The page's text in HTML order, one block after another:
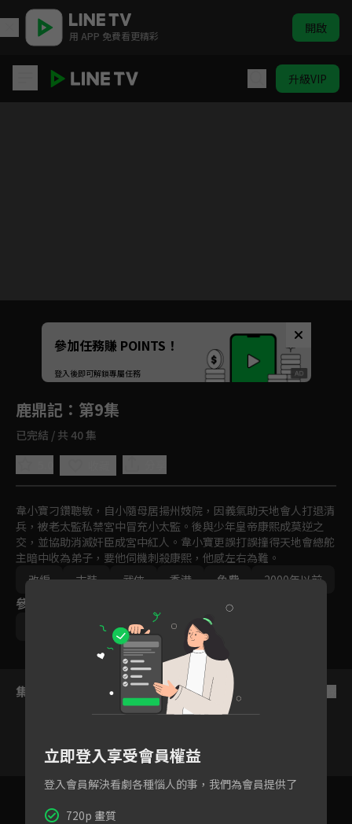
用 APP 免費看更精彩 開啟
升級VIP
Unmute
如有不便請見諒
參加任務賺 POINTS！
登入後即可解鎖專屬任務
鹿鼎記 ：第9集
已完結 / 共 40 集
韋小寶刁鑽聰敏，自小隨母居揚州妓院，因義氣助天地會人打退清
兵，被老太監私禁宮中冒充小太監。後與少年皇帝康熙成莫逆之
交，並協助消滅奸臣成宮中紅人。韋小寶更誤打誤撞得天地會總舵
主暗中收為弟子，要他伺機刺殺康熙，他感左右為難。
改編
古裝 武俠 香港 免費 2000年以前
參與演員
梁朝偉
集數列表
7 8 9 10 11
立即登入享受會員權益
登入會員解決看劇各種惱人的事，我們為會員提供了
720p 畫質